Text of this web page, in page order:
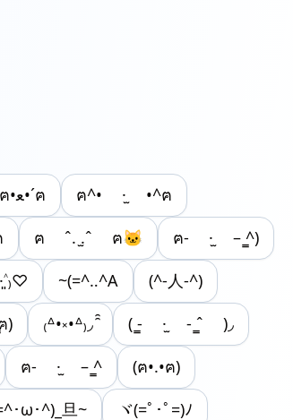
ฅ•ﻌ•´ฅ ฅ^• ·̫ •^ฅ
ฅ ˆ. ̫.ˆ ฅ🐱 ฅ- ·̫ – ̳^)
~(=^‥^A (^-人-^)
) ₍ᐞ•༝•ᐞ₎◞ ̑̑ ( ̳- ·̫ - ̳ˆ )◞
ฅ- ·̫ – ̳^ (ฅ•.•ฅ)
･ω･^)_旦~ ヾ(=ﾟ･ﾟ=)ﾉ